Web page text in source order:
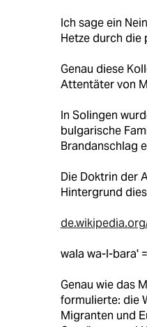
Ich sage ein
Hetze durch die
Genau diese
Attentäter von
In Solingen
bulgarische
Brandanschlag
Die Doktrin der
Hintergrund
wala wa-l-bara'
Genau wie das
formulierte: die
Migranten und